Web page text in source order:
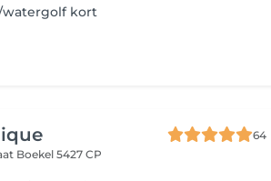
kort
64
Boekel 5427 CP